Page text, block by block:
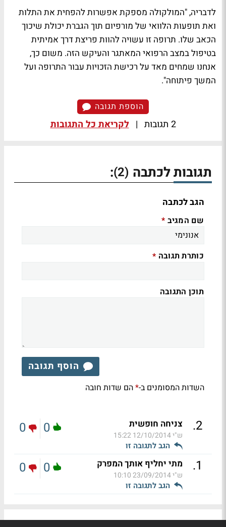
לדבריה, "המולקולה מספקת אפשרות להפחית את התלות
ואת תופעות הלוואי של מורפיום תוך הגברת יכולת שיכוך
הכאב שלו. תרופה זו עשויה להוות פריצת דרך אמיתית
בטיפול במצב הרפואי המאתגר והעיקש הזה. משום כך,
אנחנו שמחים מאד על רכישת הזכויות עבור התרופה ועל
המשך פיתוחה".
הוספת תגובה
2 תגובות | לקריאת כל התגובות
תגובות לכתבה (2)
:
הגב לכתבה
שם המגיב *
כותרת תגובה *
תוכן התגובה
הוסף תגובה
השדות המסומנים ב-*הם שדות חובה
2
. צניחה חופשית
ש"י12/10/2014 15:22
הגב לתגובה זו
0
0
1
. מתי יחליף אותך המפרק
ש"י23/09/2014 10:10
הגב לתגובה זו
0
0